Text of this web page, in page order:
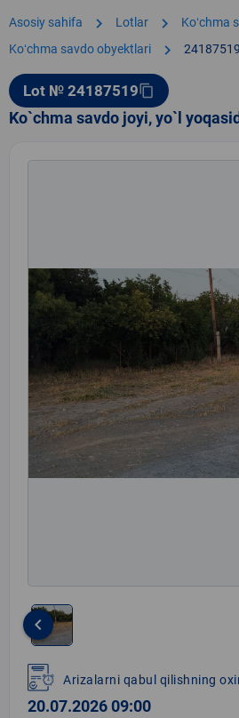
Asosiy sahifa chevron_right Lotlar chevron_right Koʻchma
Koʻchma savdo obyektlari chevron_right 24187519
Lot № 24187519content_copy
Ko`chma savdo joyi, yo`l
1
of
1
keyboard_arrow_left
Arizalarni qabul qilishning
20.07.2026 09:00